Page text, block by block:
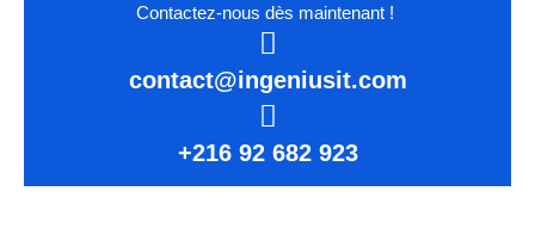
Contactez-nous dès maintenant !
contact@ingeniusit.com
+216 92 682 923